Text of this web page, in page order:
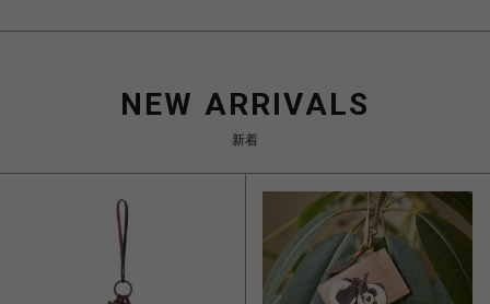
NEW ARRIVALS
新着